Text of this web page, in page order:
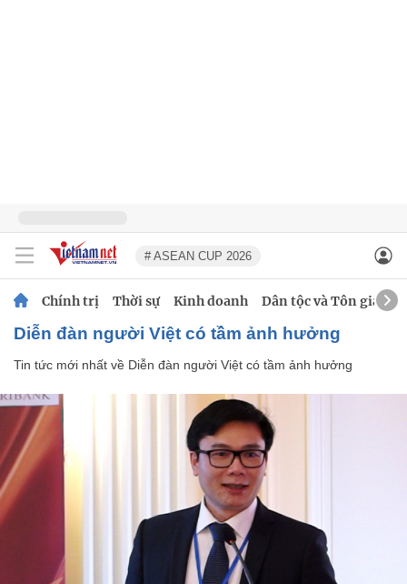
# ASEAN CUP 2026
Chính trị Thời sự Kinh doanh Dân tộc và Tôn giáo
Diễn đàn người Việt có tầm ảnh hưởng
Tin tức mới nhất về Diễn đàn người Việt có tầm ảnh hưởng